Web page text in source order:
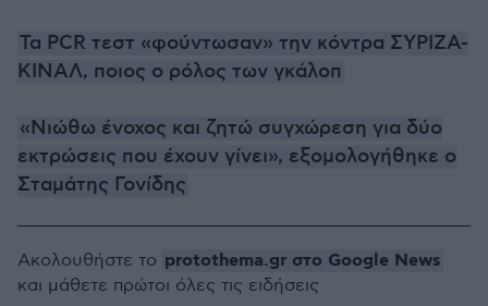
Τα PCR τεστ «φούντωσαν» την κόντρα ΣΥΡΙΖΑ-
ΚΙΝΑΛ, ποιος ο ρόλος των γκάλοπ
«Νιώθω ένοχος και ζητώ συγχώρεση για δύο
εκτρώσεις που έχουν γίνει», εξομολογήθηκε ο
Σταμάτης Γονίδης
Ακολουθήστε το protothema.gr στο Google News
και μάθετε πρώτοι όλες τις ειδήσεις